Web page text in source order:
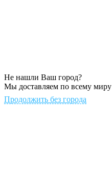
Не нашли Ваш город?
Мы доставляем по всему миру
Продолжить без города